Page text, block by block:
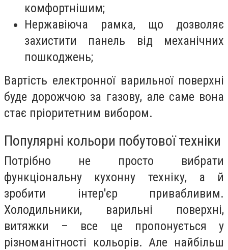
комфортнішим;
Нержавіюча рамка, що дозволяє
захистити панель від механічних
пошкоджень;
Вартість електронної варильної поверхні
буде дорожчою за газову, але саме вона
стає пріоритетним вибором.
Популярні кольори побутової техніки
Потрібно не просто вибрати
функціональну кухонну техніку, а й
зробити інтер'єр привабливим.
Холодильники, варильні поверхні,
витяжки – все це пропонується у
різноманітності кольорів. Але найбільш